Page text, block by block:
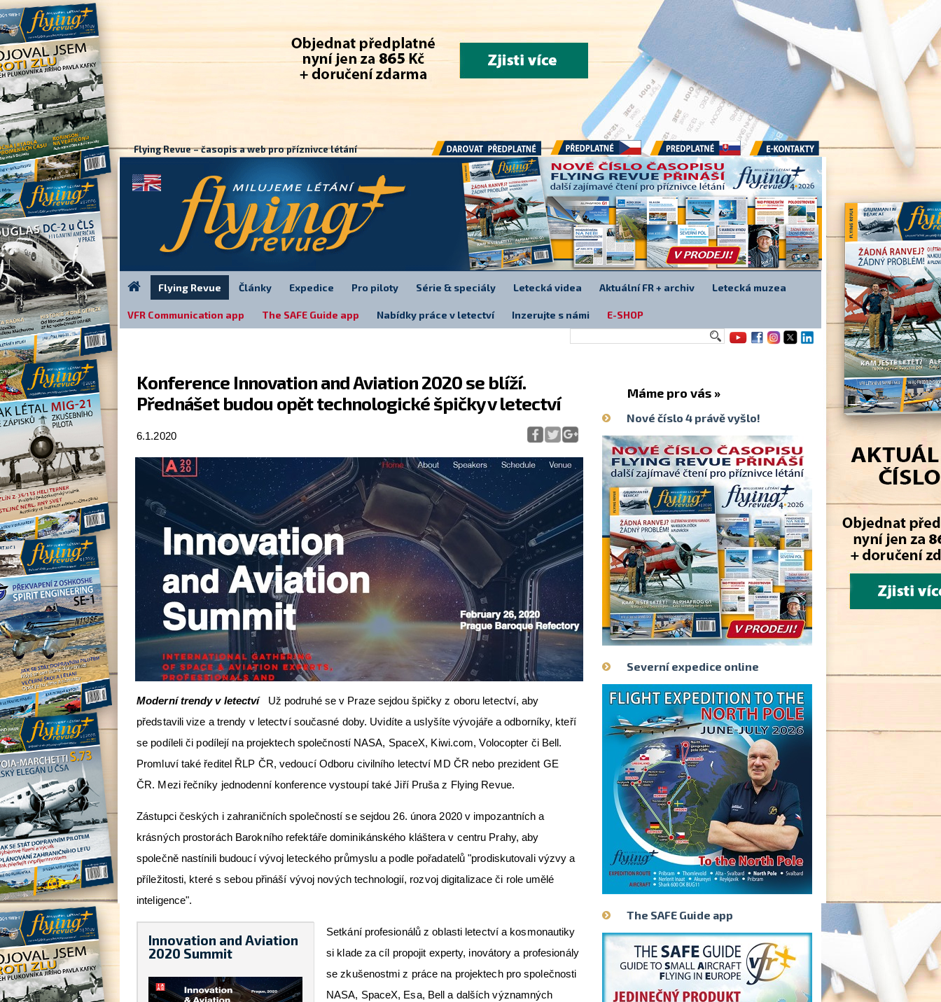
Konference Innovation and Aviation 2020 se blíží.
Přednášet budou opět technologické špičky v letectví
6.1.2020
Moderní trendy v letectvíUž podruhé se v Praze sejdou špičky z oboru letectví, aby
představili vize a trendy v letectví současné doby. Uvidíte a uslyšíte vývojáře a odborníky, kteří
se podíleli či podílejí na projektech společností NASA, SpaceX, Kiwi.com, Volocopter či Bell.
Promluví také ředitel ŘLP ČR, vedoucí Odboru civilního letectví MD ČR nebo prezident GE
ČR. Mezi řečníky jednodenní konference vystoupí také Jiří Pruša z Flying Revue.
Zástupci českých i zahraničních společností se sejdou 26. února 2020 v impozantních a
krásných prostorách Barokního refektáře dominikánského kláštera v centru Prahy, aby
společně nastínili budoucí vývoj leteckého průmyslu a podle pořadatelů "prodiskutovali výzvy a
příležitosti, které s sebou přináší vývoj nových technologií, rozvoj digitalizace či role umělé
inteligence".
Innovation and Aviation
2020 Summit
Setkání profesionálů z oblasti letectví a kosmonautiky
si klade za cíl propojit experty, inovátory a profesionály
se zkušenostmi z práce na projektech pro společnosti
NASA, SpaceX, Esa, Bell a dalších významných
Máme pro vás »
Nové číslo 4 právě vyšlo!
Severní expedice online
The SAFE Guide app
Flying Revue – časopis a web pro příznivce létání
Darovat předplatné Předplatné Předplatné E-kontakty
Flying Revue Články Expedice Pro piloty Série & speciály Letecká videa Aktuální FR + archiv Letecká muzea
VFR Communication app The SAFE Guide app Nabídky práce v letectví Inzerujte s námi E-SHOP